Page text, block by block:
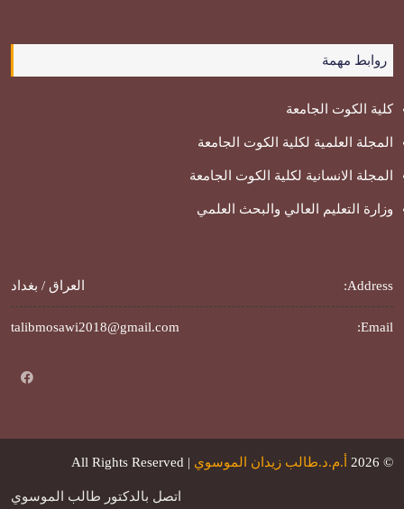
روابط مهمة
كلية الكوت الجامعة
المجلة العلمية لكلية الكوت الجامعة
المجلة الانسانية لكلية الكوت الجامعة
وزارة التعليم العالي والبحث العلمي
Address: العراق / بغداد
Email:
talibmosawi2018@gmail.com
© 2026 أ.م.د.طالب زيدان الموسوي | All Rights Reserved
اتصل بالدكتور طالب الموسوي